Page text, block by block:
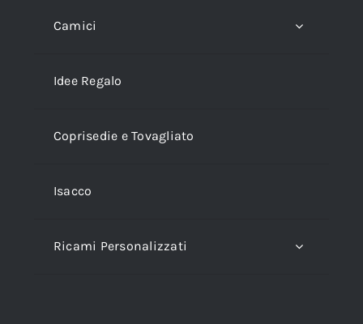
Camici
Idee Regalo
Coprisedie e Tovagliato
Isacco
Ricami Personalizzati